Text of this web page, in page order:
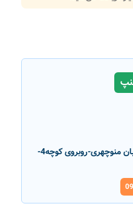
خیابان قاآنی شمالی-خیابان منوچهری-روبروی کوچه4-